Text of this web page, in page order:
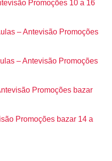
Promoções 10 a 16
– Antevisão Promoções
– Antevisão Promoções
Promoções bazar
Promoções bazar 14 a